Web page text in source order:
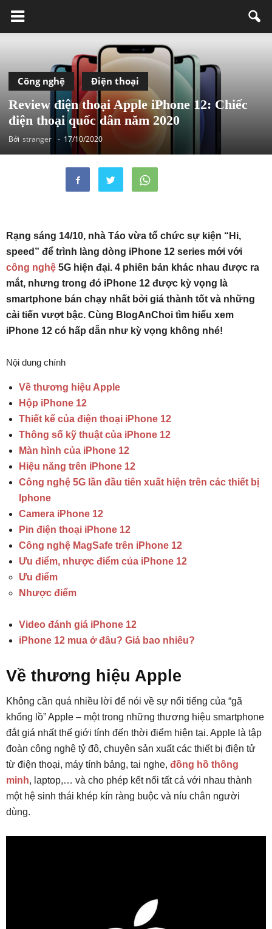
Công nghệ Điện thoại
Review điện thoại Apple iPhone 12: Chiếc
điện thoại quốc dân năm 2020
Bởi stranger - 17/10/2020
Rạng sáng 14/10, nhà Táo vừa tổ chức sự kiện “Hi,
speed” để trình làng dòng iPhone 12 series mới với
công nghệ 5G hiện đại. 4 phiên bản khác nhau được ra
mắt, nhưng trong đó iPhone 12 được kỳ vọng là
smartphone bán chạy nhất bởi giá thành tốt và những
cải tiến vượt bậc. Cùng BlogAnChoi tìm hiểu xem
iPhone 12 có hấp dẫn như kỳ vọng không nhé!
Nội dung chính
Về thương hiệu Apple
Hộp iPhone 12
Thiết kế của điện thoại iPhone 12
Thông số kỹ thuật của iPhone 12
Màn hình của iPhone 12
Hiệu năng trên iPhone 12
Công nghệ 5G lần đầu tiên xuất hiện trên các thiết bị
Iphone
Camera iPhone 12
Pin điện thoại iPhone 12
Công nghệ MagSafe trên iPhone 12
Ưu điểm, nhược điểm của iPhone 12
Ưu điểm
Nhược điểm
Video đánh giá iPhone 12
iPhone 12 mua ở đâu? Giá bao nhiêu?
Về thương hiệu Apple
Không cần quá nhiều lời để nói về sự nổi tiếng của “gã
khổng lồ” Apple – một trong những thương hiệu smartphone
đắt giá nhất thế giới tính đến thời điểm hiện tại. Apple là tập
đoàn công nghệ tỷ đô, chuyên sản xuất các thiết bị điện tử
từ điện thoại, máy tính bảng, tai nghe, đồng hồ thông
minh, laptop,… và cho phép kết nối tất cả với nhau thành
một hệ sinh thái khép kín ràng buộc và níu chân người
dùng.